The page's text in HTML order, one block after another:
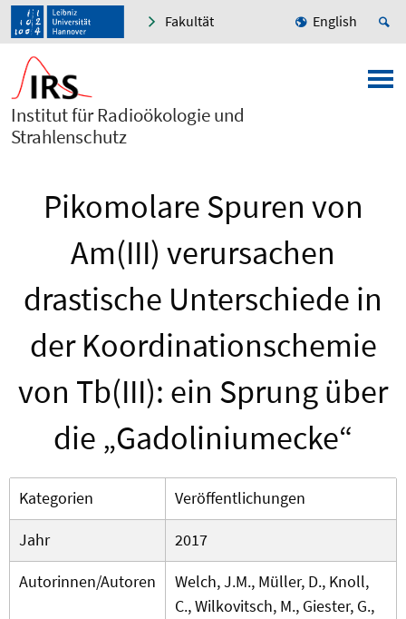
Fakultät English
Institut für Radioökologie und
Strahlenschutz
Pikomolare Spuren von
Am(III) verursachen
drastische Unterschiede in
der Koordinationschemie
von Tb(III): ein Sprung über
die „Gadoliniumecke“
Kategorien
Veröffentlichungen
Jahr
2017
Autorinnen/Autoren
Welch, J.M., Müller, D., Knoll,
C., Wilkovitsch, M., Giester, G.,